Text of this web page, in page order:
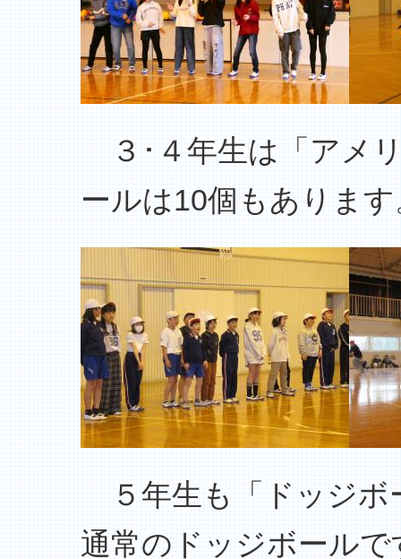
３･４年生は「アメ
ールは10個もありま
５年生も「ドッジボ
通常のドッジボール